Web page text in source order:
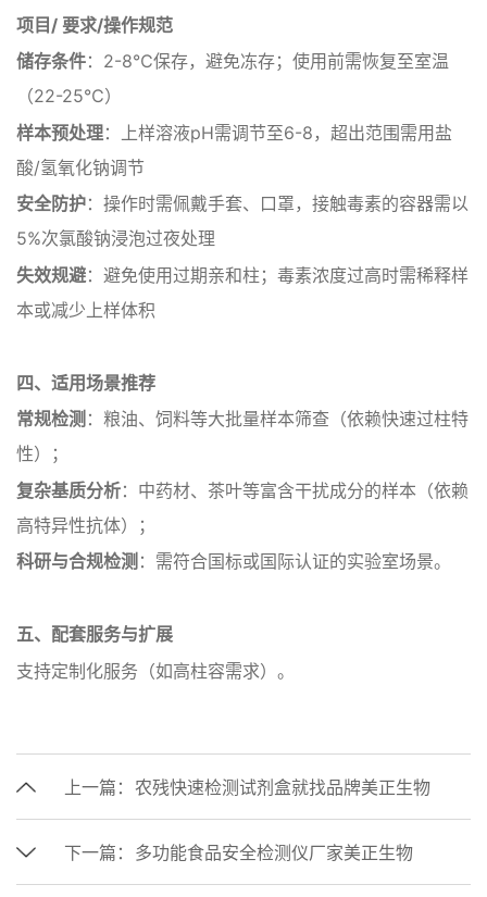
项目/ 要求/操作规范
‌储存条件‌：2-8℃保存，避免冻存；使用前需恢复至室温
（22-25℃）
‌样本预处理‌：上样溶液pH需调节至6-8，超出范围需用盐
酸/氢氧化钠调节
安全防护‌：操作时需佩戴手套、口罩，接触毒素的容器需以
5%次氯酸钠浸泡过夜处理
‌失效规避‌：避免使用过期亲和柱；毒素浓度过高时需稀释样
本或减少上样体积
四、适用场景推荐‌
‌常规检测‌ ：粮油、饲料等大批量样本筛查（依赖快速过柱特
性）；
‌复杂基质分析‌：中药材、茶叶等富含干扰成分的样本（依赖
高特异性抗体）；
科研与合规检测‌ ：需符合国标或国际认证的实验室场景。
五、配套服务与扩展‌
支持定制化服务（如高柱容需求）。
上一篇： 农残快速检测试剂盒就找品牌美正生物
下一篇： 多功能食品安全检测仪厂家美正生物